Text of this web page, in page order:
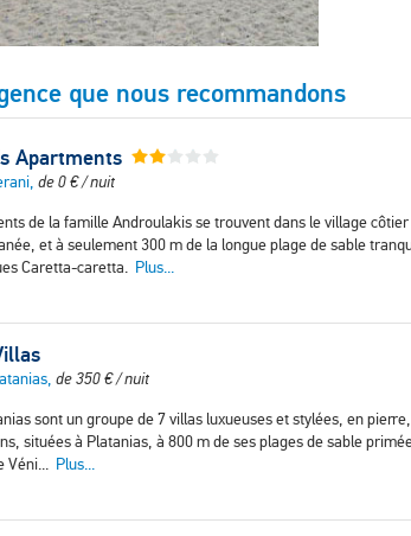
que nous recommandons
Apartments
de0€/ nuit
de la famille Androulakis se trouvent dans le village
et à seulement 300 m de la longue plage de sable
Caretta-caretta. Plus...
de350€/ nuit
sont un groupe de 7 villas luxueuses et stylées, en
situées à Platanias, à 800 m de ses plages de sable
Véni... Plus...